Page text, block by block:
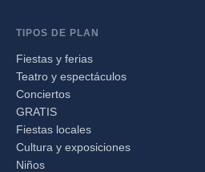
TIPOS DE PLAN
Fiestas y ferias
Teatro y espectáculos
Conciertos
GRATIS
Fiestas locales
Cultura y exposiciones
Niños